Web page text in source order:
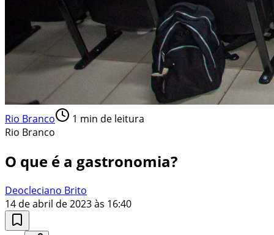
Rio Branco 1 min de leitura
Rio Branco
O que é a gastronomia?
Deocleciano Brito
14 de abril de 2023 às 16:40